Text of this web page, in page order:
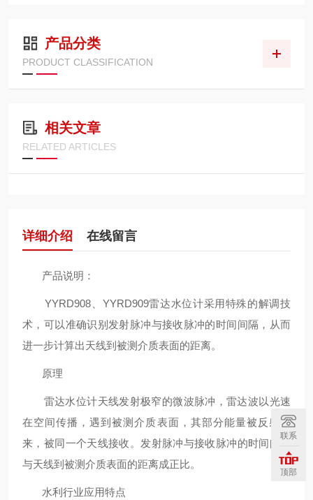
产品分类
PRODUCT CLASSIFICATION
相关文章
RELATED ARTICLES
详细介绍 在线留言
产品说明：
YYRD908、YYRD909雷达水位计采用特殊的解调技
术，可以准确识别发射脉冲与接收脉冲的时间间隔，从而
进一步计算出天线到被测介质表面的距离。
原理
雷达水位计天线发射极窄的微波脉冲，雷达波以光速
在空间传播，遇到被测介质表面，其部分能量被反射回
来，被同一个天线接收。发射脉冲与接收脉冲的时间间隔
与天线到被测介质表面的距离成正比。
水利行业应用特点
联系
顶部